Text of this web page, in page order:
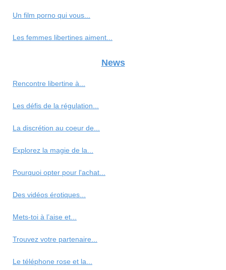
Un film porno qui vous...
Les femmes libertines aiment...
News
Rencontre libertine à...
Les défis de la régulation...
La discrétion au coeur de...
Explorez la magie de la...
Pourquoi opter pour l'achat...
Des vidéos érotiques...
Mets-toi à l’aise et...
Trouvez votre partenaire...
Le téléphone rose et la...